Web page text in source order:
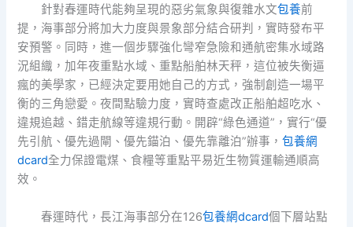
針對春運時代能夠呈現的惡劣氣象與復雜水文包養前
提，海事部分將加大力度與景象部分結合研判，實時發布平
安預警。同時，進一個步驟強化彎窄急險和通航密集水域路
況組織，加年夜重點水域、重點船舶林天秤，這位被失衡逼
瘋的美學家，已經決定要用她自己的方式，強制創造一場平
衡的三角戀愛。夜間點驗力度，實時查處改正船舶超吃水、
違規追越、錯走航線等違規行動。開辟“綠色通道”，實行“優
先引航、優先過閘、優先錨泊、優先靠離泊”辦事，包養網
dcard全力保證電煤、食糧等重點平易近生物質運輸通順高
效。
春運時代，長江海事部分在126包養網dcard個下層站點